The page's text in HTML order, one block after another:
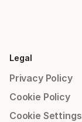
Legal
Privacy Policy
Cookie Policy
Cookie Settings